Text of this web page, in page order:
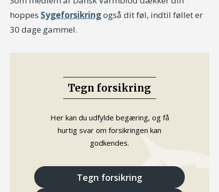
Tegn forsikring
Her kan du udfylde begæring, og få
hurtig svar om forsikringen kan
godkendes.
Tegn forsikring
hoppes Sygeforsikringogså dit føl, indtil føllet er
30 dage gammel.